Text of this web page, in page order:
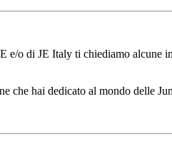
e/o di JE Italy ti chiediamo alcune
che hai dedicato al mondo delle